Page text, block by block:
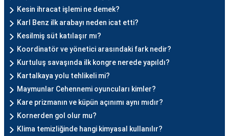
Kesin ihracat işlemi ne demek?
Karl Benz ilk arabayı neden icat etti?
Kesilmiş süt katılaşır mı?
Koordinatör ve yönetici arasındaki fark nedir?
Kurtuluş savaşında ilk kongre nerede yapıldı?
Kartalkaya yolu tehlikeli mi?
Maymunlar Cehennemi oyuncuları kimler?
Kare prizmanın ve küpün açınımı aynı mıdır?
Kornerden gol olur mu?
Klima temizliğinde hangi kimyasal kullanılır?